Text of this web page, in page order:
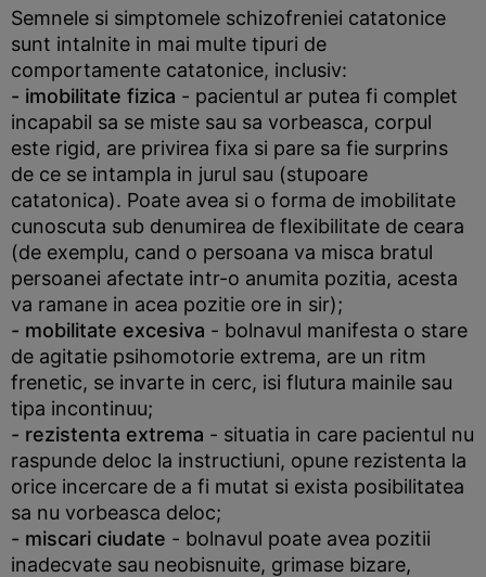
Semnele si simptomele schizofreniei catatonice
sunt intalnite in mai multe tipuri de
comportamente catatonice, inclusiv:
- imobilitate fizica - pacientul ar putea fi complet
incapabil sa se miste sau sa vorbeasca, corpul
este rigid, are privirea fixa si pare sa fie surprins
de ce se intampla in jurul sau (stupoare
catatonica). Poate avea si o forma de imobilitate
cunoscuta sub denumirea de flexibilitate de ceara
(de exemplu, cand o persoana va misca bratul
persoanei afectate intr-o anumita pozitia, acesta
va ramane in acea pozitie ore in sir);
- mobilitate excesiva - bolnavul manifesta o stare
de agitatie psihomotorie extrema, are un ritm
frenetic, se invarte in cerc, isi flutura mainile sau
tipa incontinuu;
- rezistenta extrema - situatia in care pacientul nu
raspunde deloc la instructiuni, opune rezistenta la
orice incercare de a fi mutat si exista posibilitatea
sa nu vorbeasca deloc;
- miscari ciudate - bolnavul poate avea pozitii
inadecvate sau neobisnuite, grimase bizare,